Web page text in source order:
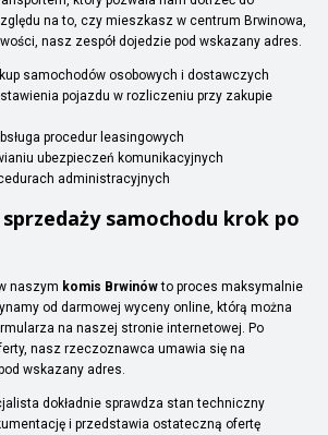
na to, czy mieszkasz w centrum Brwinowa,
nasz zespół dojedzie pod wskazany adres.
samochodów osobowych i dostawczych
pojazdu w rozliczeniu przy zakupie
procedur leasingowych
ubezpieczeń komunikacyjnych
administracyjnych
samochodu krok po
naszym komis Brwinówto proces maksymalnie
od darmowej wyceny online, którą można
na naszej stronie internetowej. Po
nasz rzeczoznawca umawia się na
wskazany adres.
dokładnie sprawdza stan techniczny
i przedstawia ostateczną ofertę